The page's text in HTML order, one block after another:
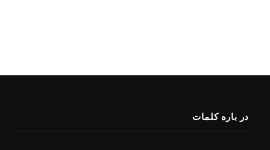
در باره کلمات